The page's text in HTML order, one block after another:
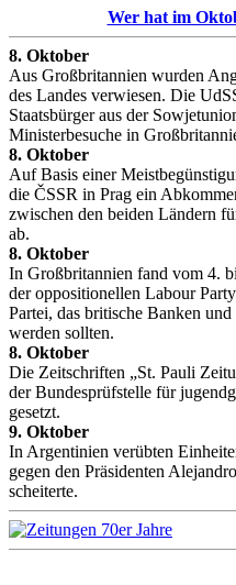
Wer hat im
8. Oktober
Aus Großbritannien wurden
des Landes verwiesen. Die
Staatsbürger aus der
Ministerbesuche in
8. Oktober
Auf Basis einer
die ČSSR in Prag ein
zwischen den beiden Ländern
ab.
8. Oktober
In Großbritannien fand vom 4.
der oppositionellen Labour
Partei, das britische Banken
werden sollten.
8. Oktober
Die Zeitschriften „St. Pauli
der Bundesprüfstelle für
gesetzt.
9. Oktober
In Argentinien verübten
gegen den Präsidenten
scheiterte.